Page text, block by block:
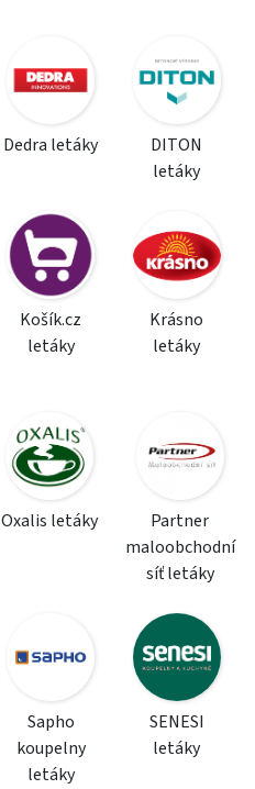
Dedra letáky
DITON
letáky
Košík.cz
letáky
Krásno
letáky
Oxalis letáky
Partner
maloobchodní
síť letáky
Sapho
koupelny
letáky
SENESI
letáky